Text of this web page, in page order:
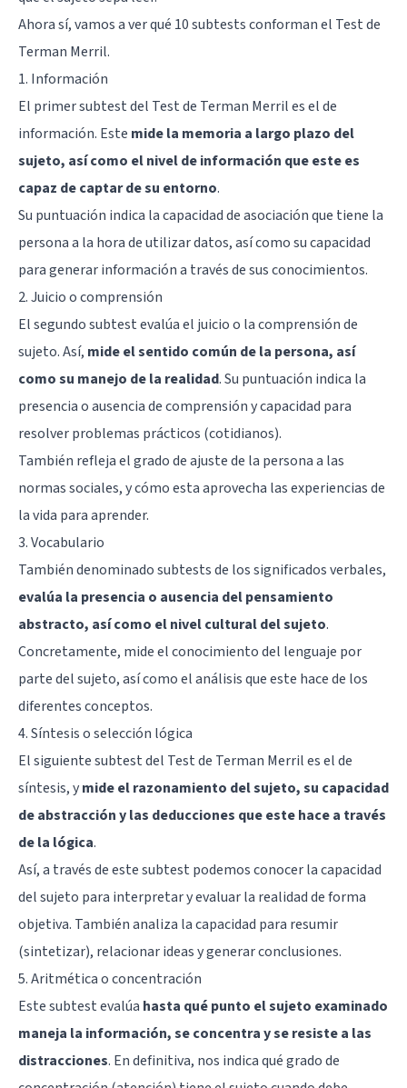
Ahora sí, vamos a ver qué 10 subtests conforman el Test de
Terman Merril.
1. Información
El primer subtest del Test de Terman Merril es el de
información. Este mide la memoria a largo plazo del
sujeto, así como el nivel de información que este es
capaz de captar de su entorno.
Su puntuación indica la capacidad de asociación que tiene la
persona a la hora de utilizar datos, así como su capacidad
para generar información a través de sus conocimientos.
2. Juicio o comprensión
El segundo subtest evalúa el juicio o la comprensión de
sujeto. Así, mide el sentido común de la persona, así
como su manejo de la realidad. Su puntuación indica la
presencia o ausencia de comprensión y capacidad para
resolver problemas prácticos (cotidianos).
También refleja el grado de ajuste de la persona a las
normas sociales, y cómo esta aprovecha las experiencias de
la vida para aprender.
3. Vocabulario
También denominado subtests de los significados verbales,
evalúa la presencia o ausencia del pensamiento
abstracto, así como el nivel cultural del sujeto.
Concretamente, mide el conocimiento del lenguaje por
parte del sujeto, así como el análisis que este hace de los
diferentes conceptos.
4. Síntesis o selección lógica
El siguiente subtest del Test de Terman Merril es el de
síntesis, ymide el razonamiento del sujeto, su capacidad
de abstracción y las deducciones que este hace a través
de la lógica.
Así, a través de este subtest podemos conocer la capacidad
del sujeto para interpretar y evaluar la realidad de forma
objetiva. También analiza la capacidad para resumir
(sintetizar), relacionar ideas y generar conclusiones.
5. Aritmética o concentración
Este subtest evalúa hasta qué punto el sujeto examinado
maneja la información, se concentra y se resiste a las
distracciones. En definitiva, nos indica qué grado de